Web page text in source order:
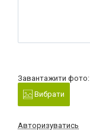
Завантажити фото:
Вибрати
Авторизуватись